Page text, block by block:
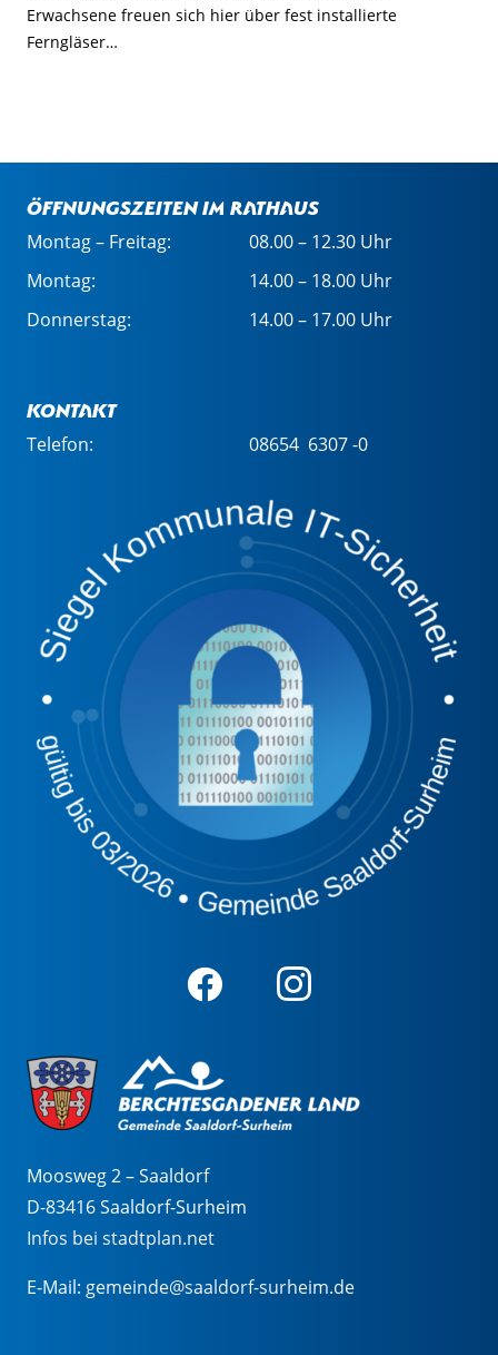
Erwachsene freuen sich hier über fest installierte
Ferngläser…
Öffnungszeiten im Rathaus
Montag – Freitag:
08.00 – 12.30 Uhr
Montag:
14.00 – 18.00 Uhr
Donnerstag:
14.00 – 17.00 Uhr
Kontakt
Telefon: 08654 6307 -0
Moosweg 2 – Saaldorf
D-83416 Saaldorf-Surheim
Infos bei stadtplan.net
E-Mail: gemeinde@saaldorf-surheim.de